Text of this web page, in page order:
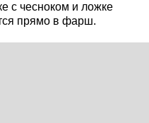
с чесноком и ложке
прямо в фарш.